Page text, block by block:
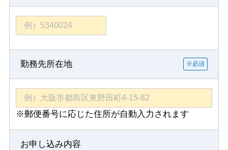
勤務先所在地 ※必須
※郵便番号に応じた住所が自動入力されます
お申し込み内容